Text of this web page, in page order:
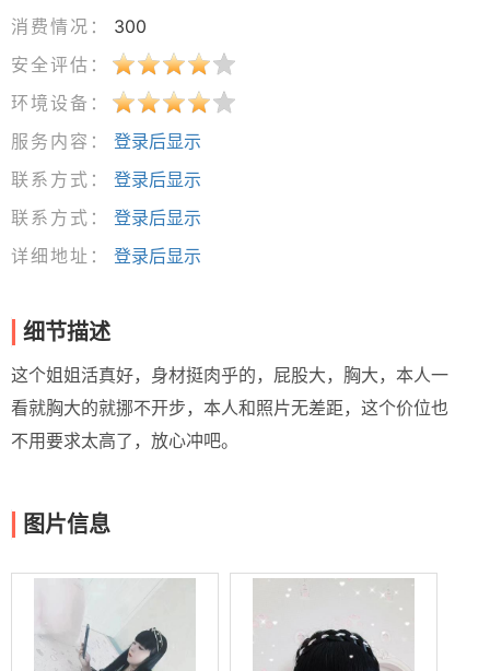
消费情况：
300
安全评估：
环境设备：
服务内容：
登录后显示
联系方式：
登录后显示
联系方式：
登录后显示
详细地址：
登录后显示
细节描述
这个姐姐活真好，身材挺肉乎的，屁股大，胸大，本人一
看就胸大的就挪不开步，本人和照片无差距，这个价位也
不用要求太高了，放心冲吧。
图片信息